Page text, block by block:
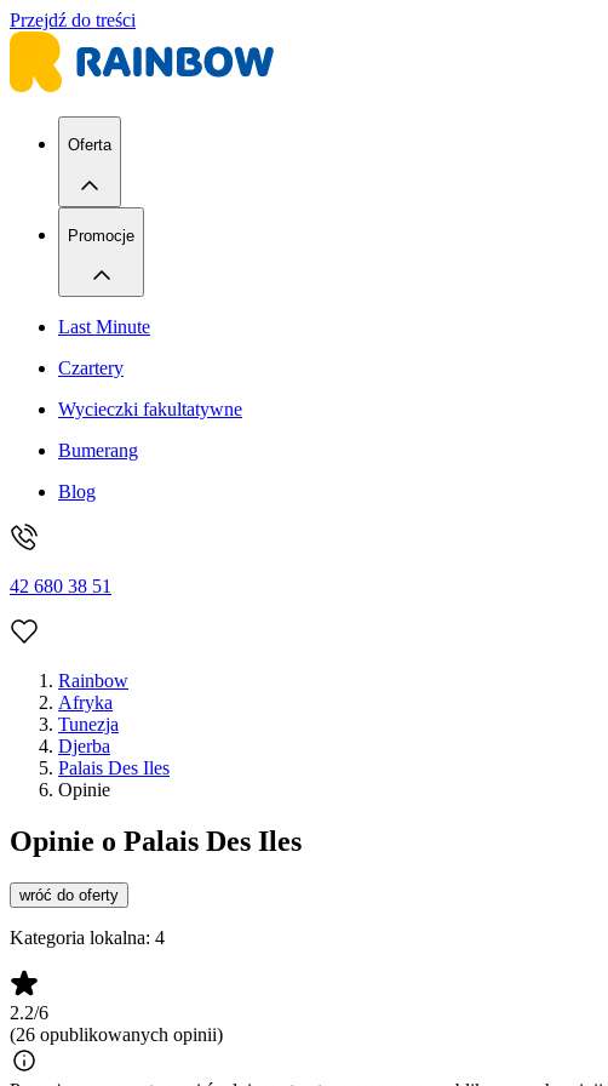
Przejdź do treści
Oferta
Promocje
Last Minute
Czartery
Wycieczki fakultatywne
Bumerang
Blog
42 680 38 51
Rainbow
Afryka
Tunezja
Djerba
Palais Des Iles
Opinie
Opinie o Palais Des Iles
wróć do oferty
Kategoria lokalna: 4
2.2/6
(26 opublikowanych opinii)